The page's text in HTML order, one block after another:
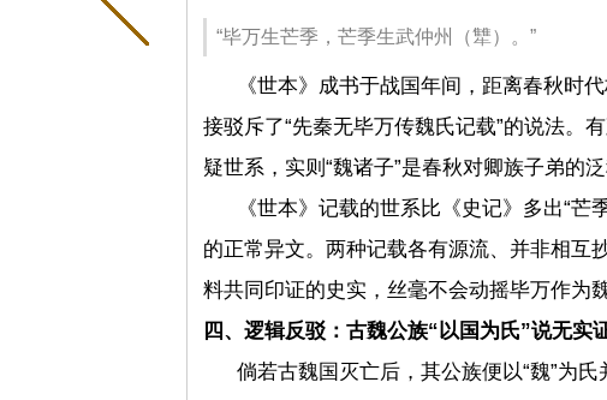
“毕万生芒季，芒季生武仲州（犨）。”
《世本》成书于战国年间，距离春秋时
接驳斥了“先秦无毕万传魏氏记载”的说法。
疑世系，实则“魏诸子”是春秋对卿族子弟的
《世本》记载的世系比《史记》多出“
的正常异文。两种记载各有源流、并非相互
料共同印证的史实，丝毫不会动摇毕万作为
四、逻辑反驳：古魏公族“以国为氏”说无实
倘若古魏国灭亡后，其公族便以“魏”为